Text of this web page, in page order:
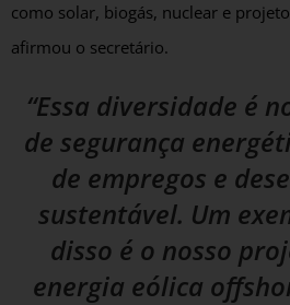
como solar, biogás, nuclear e
afirmou o secretário.
“Essa diversidade é
de segurança
de empregos e
sustentável. Um
disso é o nosso
energia eólica